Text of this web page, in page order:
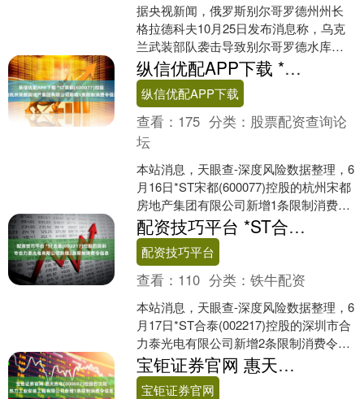
据央视新闻，俄罗斯别尔哥罗德州州长
格拉德科夫10月25日发布消息称，乌克
兰武装部队袭击导致别尔哥罗德水库大
坝受损。 格拉德科夫表示，乌军可能再
次尝试袭击并摧毁大....
纵信优配APP下载 *ST宋都(600077)控股的杭州宋都房地产集团有限公司新增1条限制消费令信息
纵信优配APP下载
查看： 175 分类： 股票配资查询论
坛
本站消息，天眼查-深度风险数据整理，6
月16日*ST宋都(600077)控股的杭州宋都
房地产集团有限公司新增1条限制消费令
信息。限制消费令信息如下： 案号：
(2....
配资技巧平台 *ST合泰(002217)控股的深圳市合力泰光电有限公司新增2条限制消费令信息
配资技巧平台
查看： 110 分类：铁牛配资
本站消息，天眼查-深度风险数据整理，6
月17日*ST合泰(002217)控股的深圳市合
力泰光电有限公司新增2条限制消费令信
息。限制消费令信息如下： 案号：(20....
宝钜证券官网 惠天热电(000692)控股的沈阳热力工业安装工程有限公司新增1条限制消费令信息
宝钜证券官网